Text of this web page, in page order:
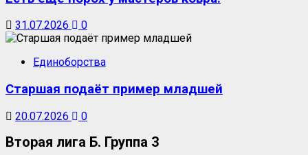
31.07.2026 0
Единоборства
Старшая подаёт пример младшей
20.07.2026 0
Вторая лига Б. Группа 3